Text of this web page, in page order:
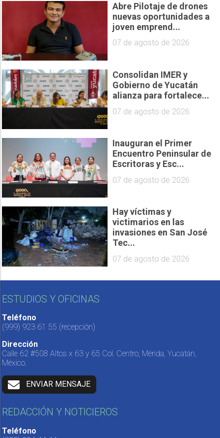
Abre Pilotaje de drones
nuevas oportunidades a
joven emprend...
07 de agosto de 2026
Consolidan IMER y
Gobierno de Yucatán
alianza para fortalece...
07 de agosto de 2026
Inauguran el Primer
Encuentro Peninsular de
Escritoras y Esc...
07 de agosto de 2026
Hay víctimas y
victimarios en las
invasiones en San José
Tec...
07 de agosto de 2026
ESTUDIOS Y OFICINAS
Teléfono
(999) 923 61 55 (recepción)
Dirección
Calle 62 #508 Altos x 63 y 65 Col. Centro, Mérida, Yucatán,
México.
ENVIAR MENSAJE
REDACCIÓN Y NOTICIEROS
Teléfono